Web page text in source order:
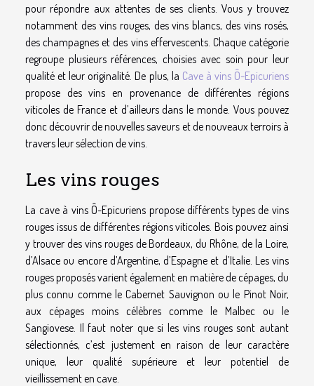
pour répondre aux attentes de ses clients. Vous y trouvez
notamment des vins rouges, des vins blancs, des vins rosés,
des champagnes et des vins effervescents. Chaque catégorie
regroupe plusieurs références, choisies avec soin pour leur
qualité et leur originalité. De plus, la Cave à vins Ô-Epicuriens
propose des vins en provenance de différentes régions
viticoles de France et d’ailleurs dans le monde. Vous pouvez
donc découvrir de nouvelles saveurs et de nouveaux terroirs à
travers leur sélection de vins.
Les vins rouges
La cave à vins Ô-Epicuriens propose différents types de vins
rouges issus de différentes régions viticoles. Bois pouvez ainsi
y trouver des vins rouges de Bordeaux, du Rhône, de la Loire,
d’Alsace ou encore d’Argentine, d’Espagne et d’Italie. Les vins
rouges proposés varient également en matière de cépages, du
plus connu comme le Cabernet Sauvignon ou le Pinot Noir,
aux cépages moins célèbres comme le Malbec ou le
Sangiovese. Il faut noter que si les vins rouges sont autant
sélectionnés, c’est justement en raison de leur caractère
unique, leur qualité supérieure et leur potentiel de
vieillissement en cave.